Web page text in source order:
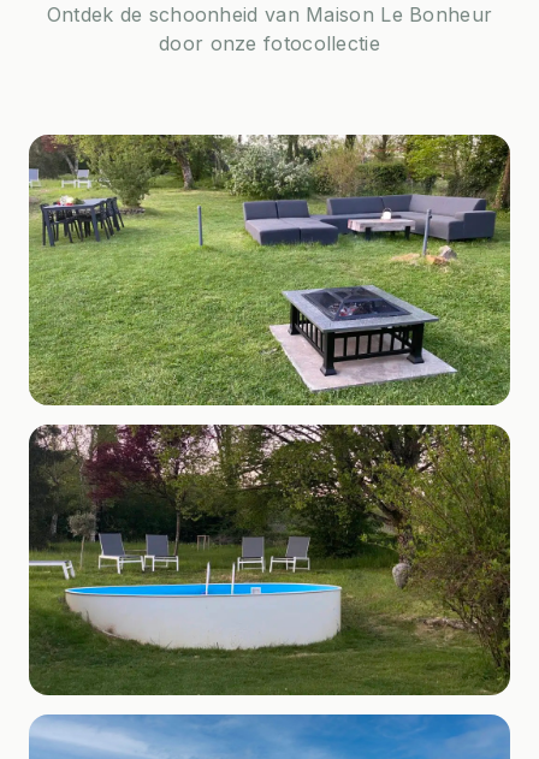
Ontdek de schoonheid van Maison Le Bonheur
door onze fotocollectie